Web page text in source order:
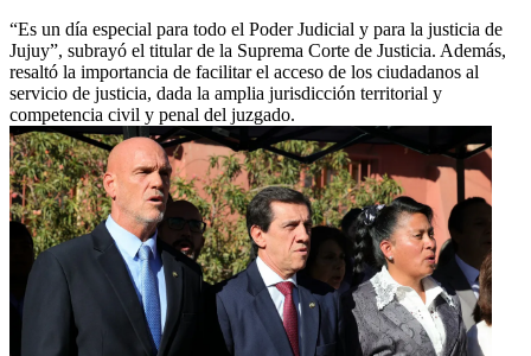
“Es un día especial para todo el Poder Judicial y para la justicia de
Jujuy”, subrayó el titular de la Suprema Corte de Justicia. Además,
resaltó la importancia de facilitar el acceso de los ciudadanos al
servicio de justicia, dada la amplia jurisdicción territorial y
competencia civil y penal del juzgado.